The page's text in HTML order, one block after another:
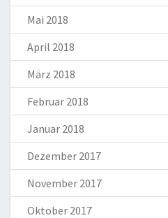
Mai 2018
April 2018
März 2018
Februar 2018
Januar 2018
Dezember 2017
November 2017
Oktober 2017